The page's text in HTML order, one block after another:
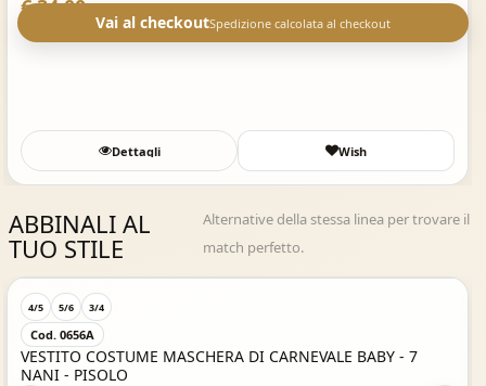
Vai al checkoutSpedizione calcolata al checkout
€ 34,00
Dettagli Wish
ABBINALI AL
TUO STILE
Alternative della stessa linea per trovare il
match perfetto.
Acquisto Veloce
4/5 5/6 3/4
Cod. 0656A
VESTITO COSTUME MASCHERA DI CARNEVALE BABY - 7
NANI - PISOLO